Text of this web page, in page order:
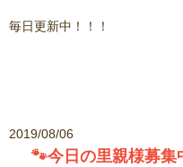
毎日更新中！！！
2019/08/06
🐾今日の里親様募